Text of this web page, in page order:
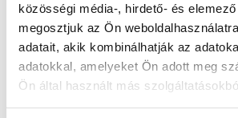
közösségi média-, hirdető- és
megosztjuk az Ön
adatait, akik kombinálhatják az
adatokkal, amelyeket Ön adott meg
Ön által használt más